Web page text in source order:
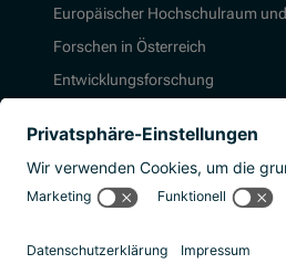
Europäischer Hochschulraum
Forschen in Österreich
Entwicklungsforschung
2026 |